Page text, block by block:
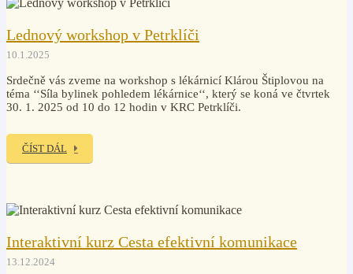
Lednový workshop v Petrklíči
10.1.2025
Srdečně vás zveme na workshop s lékárnicí Klárou Štiplovou na
téma ‘‘Síla bylinek pohledem lékárnice‘‘, který se koná ve čtvrtek
30. 1. 2025 od 10 do 12 hodin v KRC Petrklíči.
ČÍST DÁL
Interaktivní kurz Cesta efektivní komunikace
13.12.2024